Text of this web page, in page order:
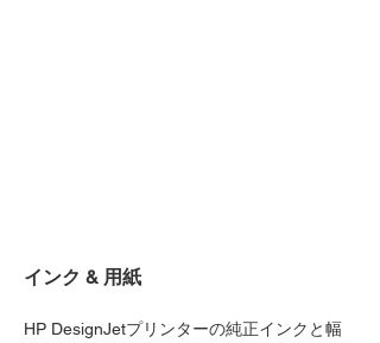
インク & 用紙
HP DesignJetプリンターの純正インクと幅